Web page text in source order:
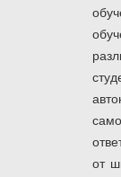
от